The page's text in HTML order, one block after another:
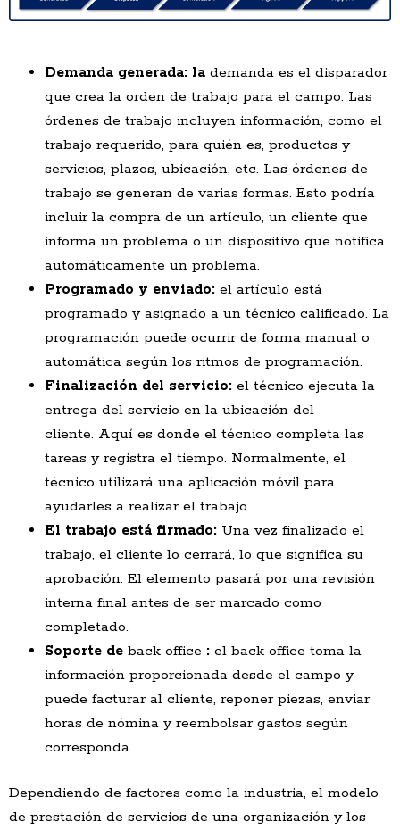
Demanda generada: la demanda es el disparador
que crea la orden de trabajo para el campo. Las
órdenes de trabajo incluyen información, como el
trabajo requerido, para quién es, productos y
servicios, plazos, ubicación, etc. Las órdenes de
trabajo se generan de varias formas. Esto podría
incluir la compra de un artículo, un cliente que
informa un problema o un dispositivo que notifica
automáticamente un problema.
Programado y enviado: el artículo está
programado y asignado a un técnico calificado. La
programación puede ocurrir de forma manual o
automática según los ritmos de programación.
Finalización del servicio: el técnico ejecuta la
entrega del servicio en la ubicación del
cliente. Aquí es donde el técnico completa las
tareas y registra el tiempo. Normalmente, el
técnico utilizará una aplicación móvil para
ayudarles a realizar el trabajo.
El trabajo está firmado: Una vez finalizado el
trabajo, el cliente lo cerrará, lo que significa su
aprobación. El elemento pasará por una revisión
interna final antes de ser marcado como
completado.
Soporte de back office : el back office toma la
información proporcionada desde el campo y
puede facturar al cliente, reponer piezas, enviar
horas de nómina y reembolsar gastos según
corresponda.
Dependiendo de factores como la industria, el modelo
de prestación de servicios de una organización y los